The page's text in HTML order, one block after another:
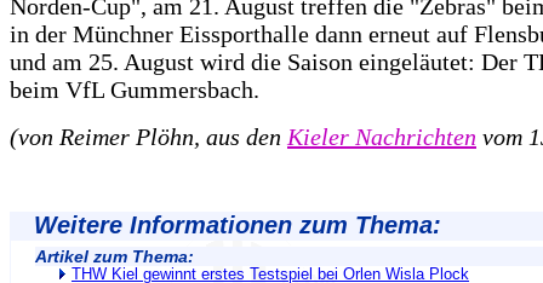
Norden-Cup", am 21. August treffen die "Zebras"
in der Münchner Eissporthalle dann erneut auf
und am 25. August wird die Saison eingeläutet: Der
beim VfL Gummersbach.
(von Reimer Plöhn, aus den Kieler Nachrichten vom
Weitere Informationen zum Thema:
Artikel zum Thema:
THW Kiel gewinnt erstes Testspiel bei Orlen Wisla Plock